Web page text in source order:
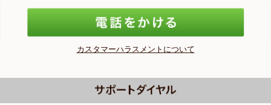
カスタマーハラスメントについて